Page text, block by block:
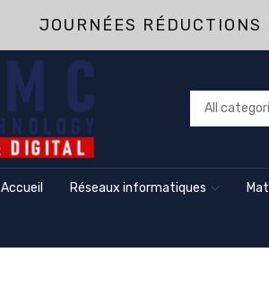
JOURNÉES
Accueil Réseaux informatiques